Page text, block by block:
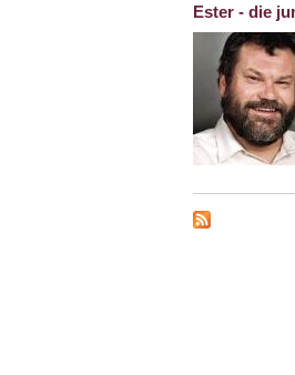
Ester - die